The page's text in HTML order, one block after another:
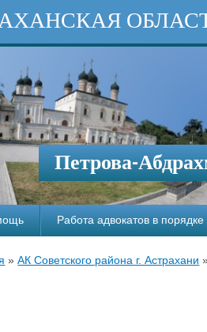
Петрова-
Работа адвокатов в
»АК Советского района г. Астрахани